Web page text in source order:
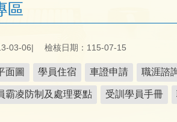
區
03-06 檢核日期：115-07-15
面圖 學員住宿 車證申請 職涯諮
霸凌防制及處理要點 受訓學員手冊